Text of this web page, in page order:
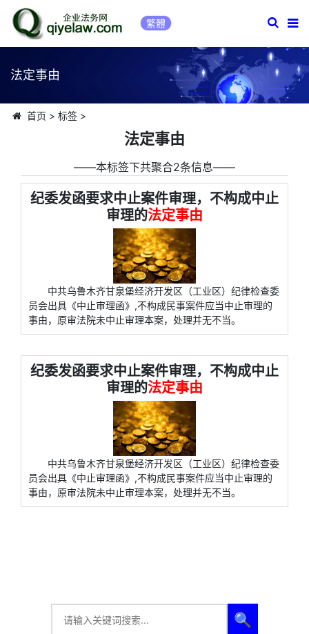
繁體
法定事由
首页 > 标签>
法定事由
――本标签下共聚合2条信息――
纪委发函要求中止案件审理，不构成中止
审理的法定事由
中共乌鲁木齐甘泉堡经济开发区（工业区）纪律检查委
员会出具《中止审理函》,不构成民事案件应当中止审理的
事由，原审法院未中止审理本案，处理并无不当。
纪委发函要求中止案件审理，不构成中止
审理的法定事由
中共乌鲁木齐甘泉堡经济开发区（工业区）纪律检查委
员会出具《中止审理函》,不构成民事案件应当中止审理的
事由，原审法院未中止审理本案，处理并无不当。
🔍